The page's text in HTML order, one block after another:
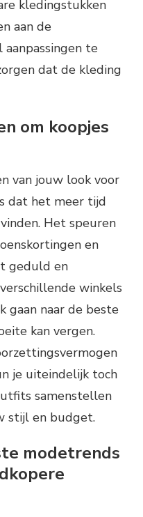
kledingstukken
aan de
te
dat de kleding
om koopjes
van jouw look voor
dat het meer tijd
Het speuren
en
geduld en
winkels
gaan naar de beste
kan vergen.
je uiteindelijk toch
samenstellen
stijl en budget.
modetrends